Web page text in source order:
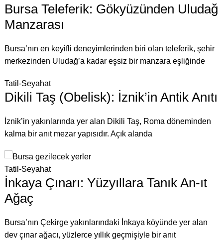
Bursa Teleferik: Gökyüzünden Uludağ
Manzarası
Bursa’nın en keyifli deneyimlerinden biri olan teleferik, şehir
merkezinden Uludağ’a kadar eşsiz bir manzara eşliğinde
Tatil-Seyahat
Dikili Taş (Obelisk): İznik’in Antik Anıtı
İznik’in yakınlarında yer alan Dikili Taş, Roma döneminden
kalma bir anıt mezar yapısıdır. Açık alanda
Tatil-Seyahat
İnkaya Çınarı: Yüzyıllara Tanık An-ıt
Ağaç
Bursa’nın Çekirge yakınlarındaki İnkaya köyünde yer alan
dev çınar ağacı, yüzlerce yıllık geçmişiyle bir anıt